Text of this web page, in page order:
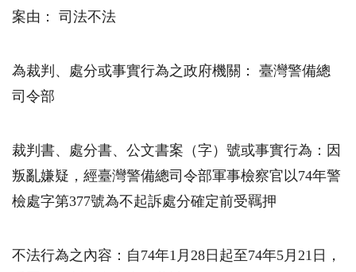
案由： 司法不法
為裁判、處分或事實行為之政府機關： 臺灣警備總
司令部
裁判書、處分書、公文書案（字）號或事實行為：因
叛亂嫌疑，經臺灣警備總司令部軍事檢察官以74年警
檢處字第377號為不起訴處分確定前受羈押
不法行為之內容：自74年1月28日起至74年5月21日，